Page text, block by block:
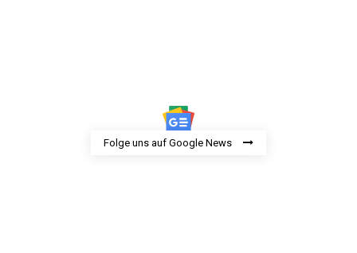
Folge uns auf Google News